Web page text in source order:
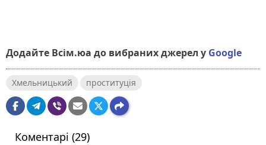
Додайте Всім.юа до вибраних джерел у Google
Хмельницький проституція
Коментарі (29)